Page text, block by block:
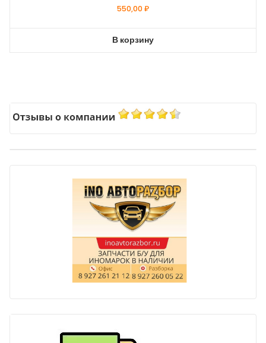
550,00₽
В корзину